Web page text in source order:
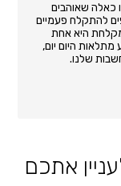
כאלה שאוהבים
להתקלח פעמיים
היא אחת
מתלאות היום יום,
שלנו.
אתכם